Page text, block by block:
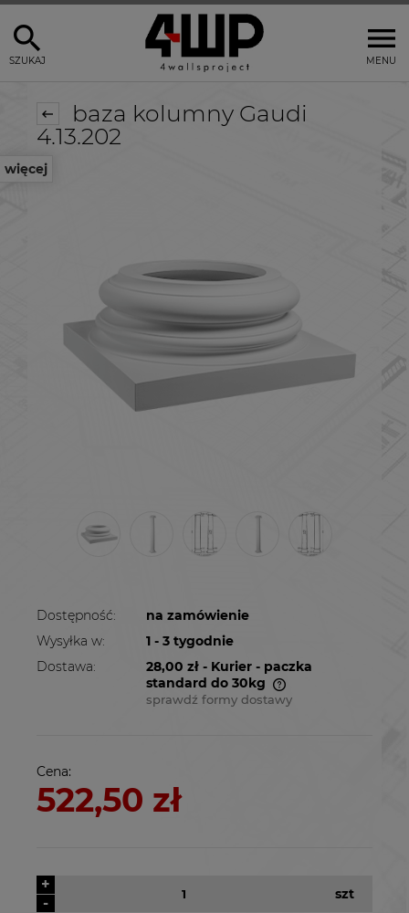
MENU
SZUKAJ
więcej
baza kolumny Gaudi
4.13.202
Dostępność:
na zamówienie
Wysyłka w:
1 - 3 tygodnie
Dostawa:
28,00 zł - Kurier - paczka
standard do 30kg
Cena nie zawiera ewentualnych kosztów
sprawdź formy dostawy
Cena:
522,50 zł
-
+
szt